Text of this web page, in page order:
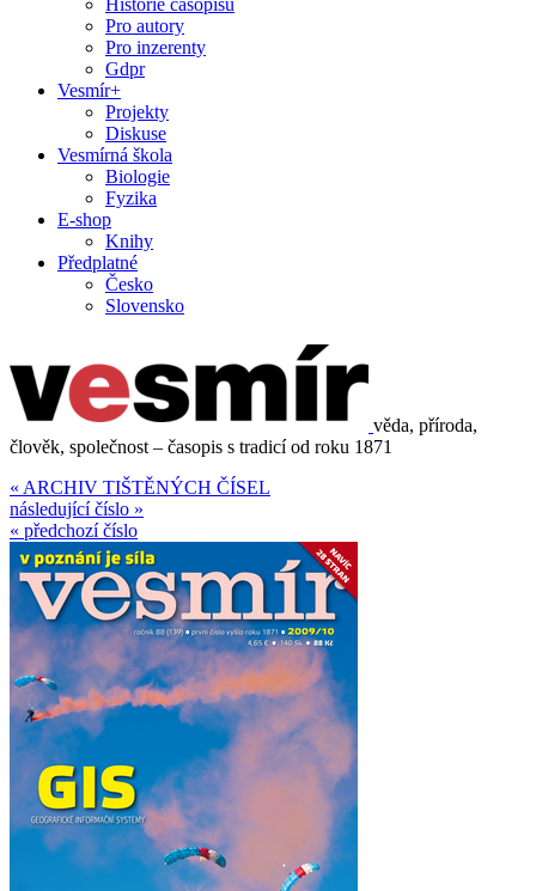
Pro autory
Pro inzerenty
Gdpr
Vesmír+
Projekty
Diskuse
Vesmírná škola
Biologie
Fyzika
E-shop
Knihy
Předplatné
Česko
Slovensko
věda, příroda,
člověk, společnost – časopis s tradicí od roku 1871
« ARCHIV TIŠTĚNÝCH ČÍSEL
následující číslo »
« předchozí číslo